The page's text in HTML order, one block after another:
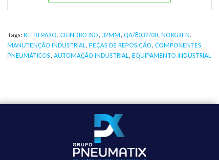
Tags: KIT REPARO, CILINDRO ISO, 32MM, QA/8032/00, NORGREN,
MANUTENÇÃO INDUSTRIAL, PEÇAS DE REPOSIÇÃO, COMPONENTES
PNEUMÁTICOS, AUTOMAÇÃO INDUSTRIAL, EQUIPAMENTO INDUSTRIAL